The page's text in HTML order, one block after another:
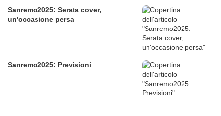
Sanremo2025: Serata cover,
un'occasione persa
Sanremo2025: Previsioni